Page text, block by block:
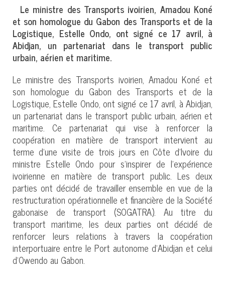
Le ministre des Transports ivoirien, Amadou Koné
et son homologue du Gabon des Transports et de la
Logistique, Estelle Ondo, ont signé ce 17 avril, à
Abidjan, un partenariat dans le transport public
urbain, aérien et maritime.
Le ministre des Transports ivoirien, Amadou Koné et
son homologue du Gabon des Transports et de la
Logistique, Estelle Ondo, ont signé ce 17 avril, à Abidjan,
un partenariat dans le transport public urbain, aérien et
maritime. Ce partenariat qui vise à renforcer la
coopération en matière de transport intervient au
terme d’une visite de trois jours en Côte d’Ivoire du
ministre Estelle Ondo pour s’inspirer de l’expérience
ivoirienne en matière de transport public. Les deux
parties ont décidé de travailler ensemble en vue de la
restructuration opérationnelle et financière de la Société
gabonaise de transport (SOGATRA). Au titre du
transport maritime, les deux parties ont décidé de
renforcer leurs relations à travers la coopération
interportuaire entre le Port autonome d’Abidjan et celui
d’Owendo au Gabon.